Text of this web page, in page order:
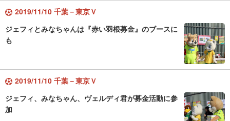
2019/11/10 千葉－東京Ｖ
ジェフィとみなちゃんは『赤い羽根募金』のブースに
も
2019/11/10 千葉－東京Ｖ
ジェフィ、みなちゃん、ヴェルディ君が募金活動に参
加